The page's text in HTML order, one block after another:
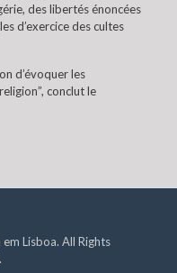
des libertés énoncées
d’exercice des cultes
d’évoquer les
conclut le
Lisboa. All Rights